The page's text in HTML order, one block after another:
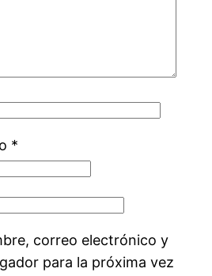
*
correo electrónico y
para la próxima vez